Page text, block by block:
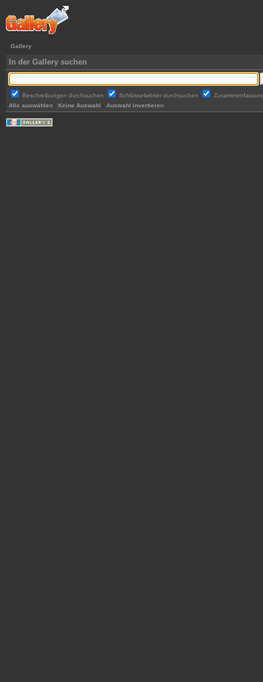
Gallery
In der Gallery suchen
Beschreibungen durchsuchen Schlüsselwörter durchsuchen
Alle auswählen
Keine Auswahl Auswahl invertieren